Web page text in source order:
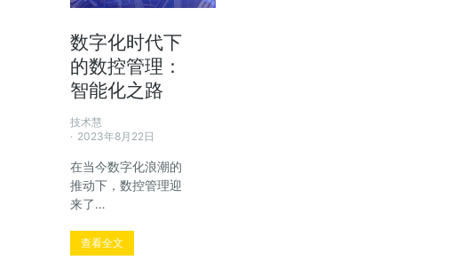
数字化时代下
的数控管理：
智能化之路
技术慧
2023年8月22日
在当今数字化浪潮的
推动下，数控管理迎
来了…
查看全文